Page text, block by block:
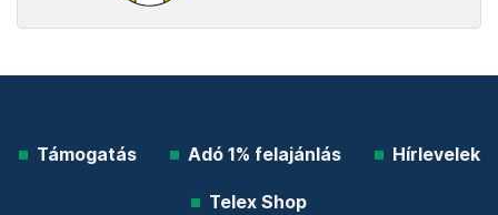
Támogatás Adó 1% felajánlás Hírlevelek
Telex Shop